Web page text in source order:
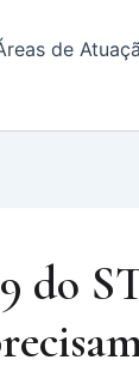
de
do